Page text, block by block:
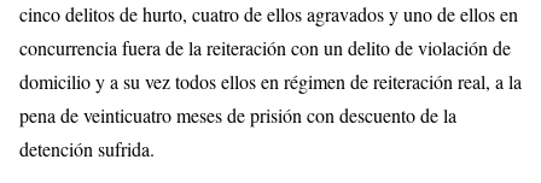
cinco delitos de hurto, cuatro de ellos agravados y uno de ellos en
concurrencia fuera de la reiteración con un delito de violación de
domicilio y a su vez todos ellos en régimen de reiteración real, a la
pena de veinticuatro meses de prisión con descuento de la
detención sufrida.